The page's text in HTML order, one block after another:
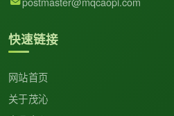
快速链接
网站首页
关于茂沁